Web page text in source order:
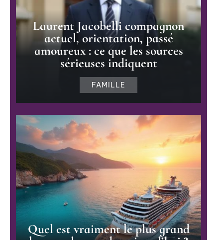
Laurent Jacobelli compagnon
actuel, orientation, passé
amoureux : ce que les sources
sérieuses indiquent
FAMILLE
Quel est vraiment le plus grand